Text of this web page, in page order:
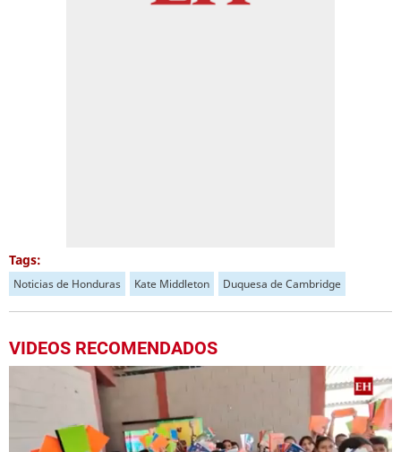
Tags:
Noticias de Honduras Kate Middleton Duquesa de Cambridge
VIDEOS RECOMENDADOS